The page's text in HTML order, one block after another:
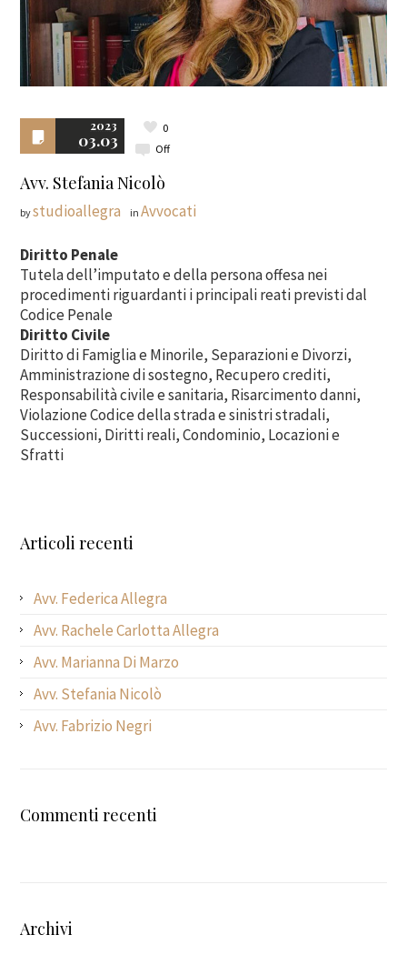
2023
03.03 Off
0
Avv. Stefania Nicolò
bystudioallegra inAvvocati
Diritto Penale
Tutela dell’imputato e della persona offesa nei
procedimenti riguardanti i principali reati previsti dal
Codice Penale
Diritto Civile
Diritto di Famiglia e Minorile, Separazioni e Divorzi,
Amministrazione di sostegno, Recupero crediti,
Responsabilità civile e sanitaria, Risarcimento danni,
Violazione Codice della strada e sinistri stradali,
Successioni, Diritti reali, Condominio, Locazioni e
Sfratti
Articoli recenti
Avv. Federica Allegra
Avv. Rachele Carlotta Allegra
Avv. Marianna Di Marzo
Avv. Stefania Nicolò
Avv. Fabrizio Negri
Commenti recenti
Archivi